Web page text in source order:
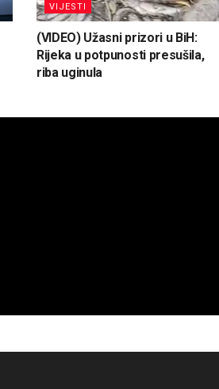
VIJESTI
(VIDEO) Užasni prizori u BiH:
Rijeka u potpunosti presušila,
riba uginula